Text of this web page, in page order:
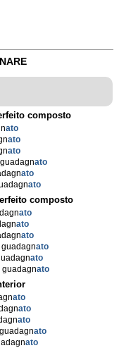
composto
ato
ato
ato
ato
ato
ato
composto
ato
ato
ato
guadagnato
ato
guadagnato
ato
ato
ato
ato
ato